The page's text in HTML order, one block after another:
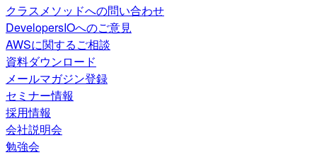
クラスメソッドへの問い合わせ
DevelopersIOへのご意見
AWSに関するご相談
資料ダウンロード
メールマガジン登録
セミナー情報
採用情報
会社説明会
勉強会